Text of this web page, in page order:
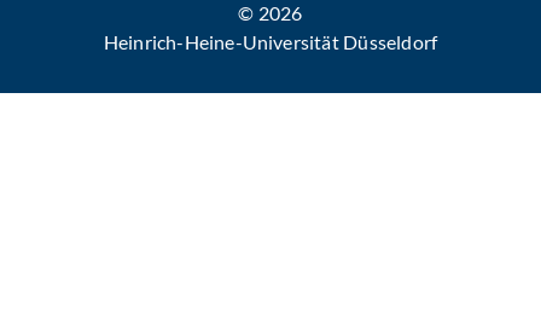
© 2026
Heinrich-Heine-Universität Düsseldorf